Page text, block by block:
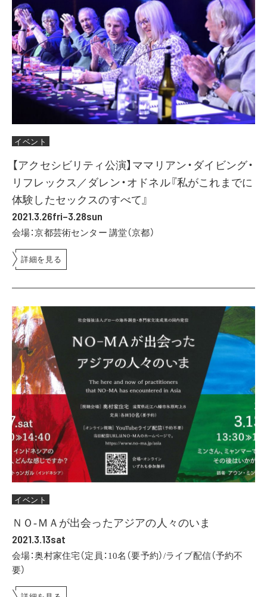
イベント
【アクセシビリティ公演】ママリアン・ダイビング・
リフレックス／ダレン・オドネル『私がこれまでに
体験したセックスのすべて』
2021.3.26fri–3.28sun
会場：京都芸術センター 講堂（京都）
詳細を見る
イベント
ＮＯ-ＭＡが出会ったアジアの人々のいま
2021.3.13sat
会場：奥村家住宅（定員：10名（要予約）/ライブ配信（予約不
要）